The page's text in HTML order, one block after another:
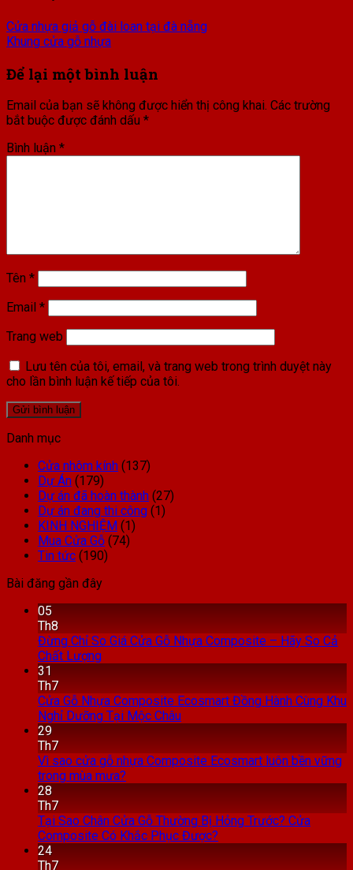
Cửa nhựa giả gỗ đài loan tại đà nẵng
Khung cửa gỗ nhựa
Để lại một bình luận
Email của bạn sẽ không được hiển thị công khai. Các trường
bắt buộc được đánh dấu *
Bình luận *
Tên *
Email *
Trang web
Lưu tên của tôi, email, và trang web trong trình duyệt này
cho lần bình luận kế tiếp của tôi.
Danh mục
Cửa nhôm kính (137)
Dự Án (179)
Dự án đã hoàn thành (27)
Dự án đang thi công (1)
KINH NGHIỆM (1)
Mua Cửa Gỗ (74)
Tin tức (190)
Bài đăng gần đây
05
Th8
Đừng Chỉ So Giá Cửa Gỗ Nhựa Composite – Hãy So Cả
Chất Lượng
31
Th7
Cửa Gỗ Nhựa Composite Ecosmart Đồng Hành Cùng Khu
Nghỉ Dưỡng Tại Mộc Châu
29
Th7
Vì sao cửa gỗ nhựa Composite Ecosmart luôn bền vững
trong mùa mưa?
28
Th7
Tại Sao Chân Cửa Gỗ Thường Bị Hỏng Trước? Cửa
Composite Có Khắc Phục Được?
24
Th7